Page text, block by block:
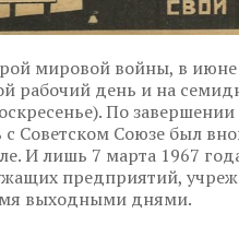
мировой войны, в июне
рабочий день и на
По
с Советском Союзе был
И лишь 7 марта 1967
предприятий,
выходными днями.